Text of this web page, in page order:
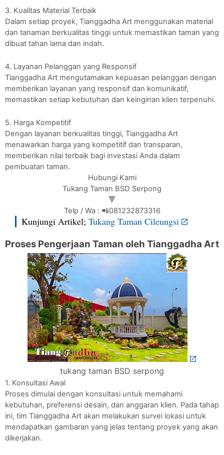
3. Kualitas Material Terbaik
Dalam setiap proyek, Tianggadha Art menggunakan material
dan tanaman berkualitas tinggi untuk memastikan taman yang
dibuat tahan lama dan indah.
4. Layanan Pelanggan yang Responsif
Tianggadha Art mengutamakan kepuasan pelanggan dengan
memberikan layanan yang responsif dan komunikatif,
memastikan setiap kebutuhan dan keinginan klien terpenuhi.
5. Harga Kompetitif
Dengan layanan berkualitas tinggi, Tianggadha Art
menawarkan harga yang kompetitif dan transparan,
memberikan nilai terbaik bagi investasi Anda dalam
pembuatan taman.
Hubungi Kami
Tukang Taman BSD Serpong
🔻
Telp / Wa : 📲081232873316
Kunjungi Artikel; Tukang Taman Cileungsi
Proses Pengerjaan Taman oleh Tianggadha Art
tukang taman BSD serpong
1. Konsultasi Awal
Proses dimulai dengan konsultasi untuk memahami
kebutuhan, preferensi desain, dan anggaran klien. Pada tahap
ini, tim Tianggadha Art akan melakukan survei lokasi untuk
mendapatkan gambaran yang jelas tentang proyek yang akan
dikerjakan.